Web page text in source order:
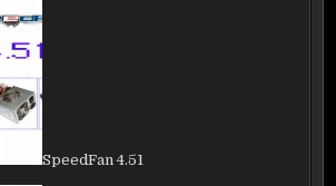
SpeedFan 4.51